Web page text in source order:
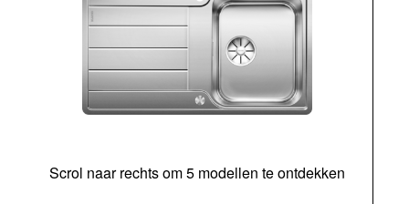
Scrol naar rechts om 5 modellen te ontdekken